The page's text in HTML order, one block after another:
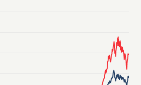
displaying Time. Data ranges from
displaying values. Data ranges from